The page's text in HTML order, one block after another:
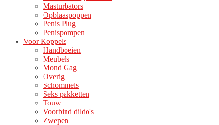
Masturbators
Opblaaspoppen
Penis Plug
Penispompen
Voor Koppels
Handboeien
Meubels
Mond Gag
Overig
Schommels
Seks pakketten
Touw
Voorbind dildo's
Zwepen